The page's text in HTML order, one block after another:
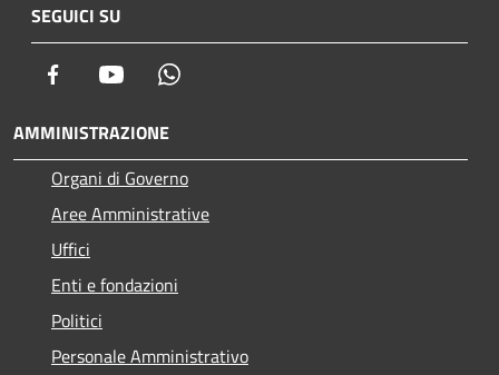
SEGUICI SU
Facebook Youtube
AMMINISTRAZIONE
Organi di Governo
Aree Amministrative
Uffici
Enti e fondazioni
Politici
Personale Amministrativo